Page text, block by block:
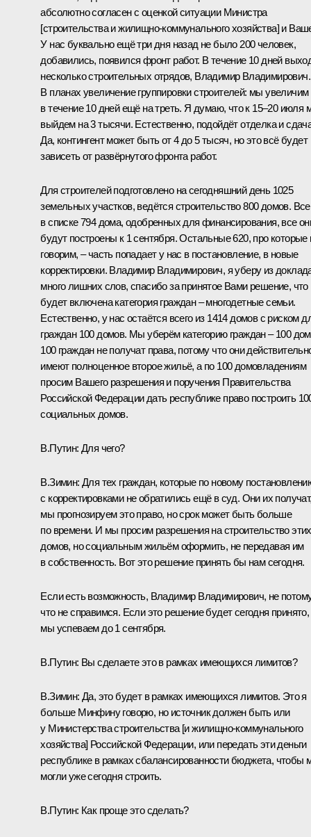
абсолютно согласен с оценкой ситуации Министра
[строительства и жилищно-коммунального хозяйства] и
У нас буквально ещё три дня назад не было 200 человек,
добавились, появился фронт работ. В течение 10 дней
несколько строительных отрядов, Владимир Владимирович.
В планах увеличение группировки строителей: мы увеличим
в течение 10 дней ещё на треть. Я думаю, что к 15–20 июля
выйдем на 3 тысячи. Естественно, подойдёт отделка и
Да, контингент может быть от 4 до 5 тысяч, но это всё будет
зависеть от развёрнутого фронта работ.
Для строителей подготовлено на сегодняшний день 1025
земельных участков, ведётся строительство 800 домов.
в списке 794 дома, одобренных для финансирования, все
будут построены к 1 сентября. Остальные 620, про
говорим, – часть попадает у нас в постановление, в новые
корректировки. Владимир Владимирович, я уберу из
много лишних слов, спасибо за принятое Вами решение, что
будет включена категория граждан – многодетные семьи.
Естественно, у нас остаётся всего из 1414 домов с риском
граждан 100 домов. Мы уберём категорию граждан – 100
100 граждан не получат права, потому что они
имеют полноценное второе жильё, а по 100 домовладениям
просим Вашего разрешения и поручения Правительства
Российской Федерации дать республике право построить
социальных домов.
В.Путин: Для чего?
В.Зимин: Для тех граждан, которые по новому
с корректировками не обратились ещё в суд. Они их
мы прогнозируем это право, но срок может быть больше
по времени. И мы просим разрешения на строительство этих
домов, но социальным жильём оформить, не передавая им
в собственность. Вот это решение принять бы нам сегодня.
Если есть возможность, Владимир Владимирович, не
что не справимся. Если это решение будет сегодня принято,
мы успеваем до 1 сентября.
В.Путин: Вы сделаете это в рамках имеющихся лимитов?
В.Зимин: Да, это будет в рамках имеющихся лимитов. Это я
больше Минфину говорю, но источник должен быть или
у Министерства строительства [и жилищно-коммунального
хозяйства] Российской Федерации, или передать эти деньги
республике в рамках сбалансированности бюджета, чтобы
могли уже сегодня строить.
В.Путин: Как проще это сделать?